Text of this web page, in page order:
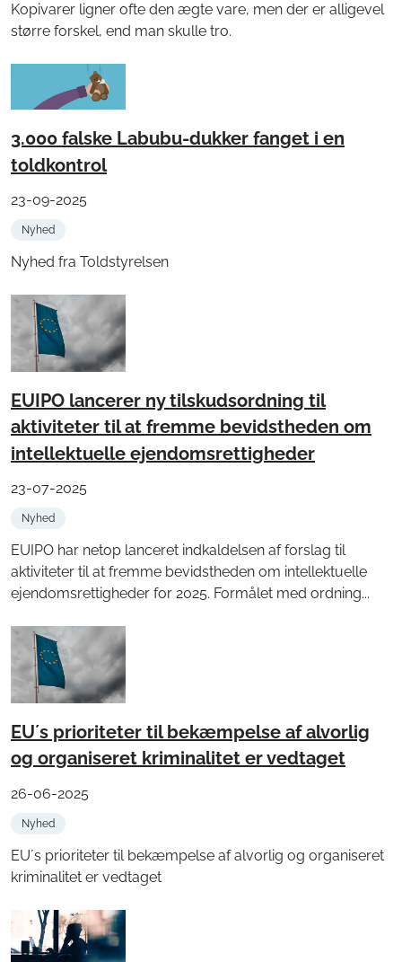
Kopivarer ligner ofte den ægte vare, men der er alligevel
større forskel, end man skulle tro.
3.000 falske Labubu-dukker fanget i en
toldkontrol
23-09-2025
Nyhed
Nyhed fra Toldstyrelsen
EUIPO lancerer ny tilskudsordning til
aktiviteter til at fremme bevidstheden om
intellektuelle ejendomsrettigheder
23-07-2025
Nyhed
EUIPO har netop lanceret indkaldelsen af forslag til
aktiviteter til at fremme bevidstheden om intellektuelle
ejendomsrettigheder for 2025. Formålet med ordning...
EU´s prioriteter til bekæmpelse af alvorlig
og organiseret kriminalitet er vedtaget
26-06-2025
Nyhed
EU´s prioriteter til bekæmpelse af alvorlig og organiseret
kriminalitet er vedtaget